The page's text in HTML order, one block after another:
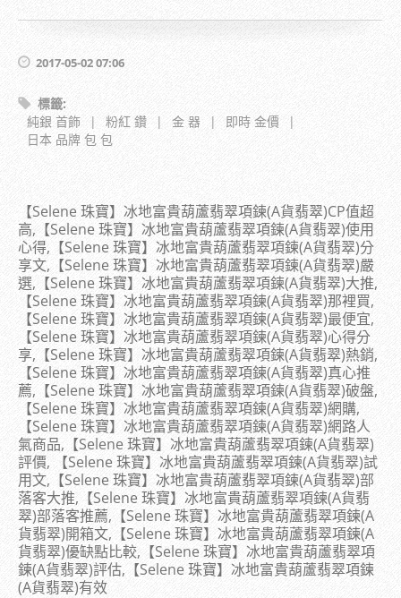
2017-05-02 07:06
標籤:
純銀 首飾
| 粉紅 鑽 | 金 器 | 即時 金價
|
日本 品牌 包 包
【Selene 珠寶】冰地富貴葫蘆翡翠項鍊(A貨翡翠)CP值超
高,【Selene 珠寶】冰地富貴葫蘆翡翠項鍊(A貨翡翠)使用
心得,【Selene 珠寶】冰地富貴葫蘆翡翠項鍊(A貨翡翠)分
享文,【Selene 珠寶】冰地富貴葫蘆翡翠項鍊(A貨翡翠)嚴
選,【Selene 珠寶】冰地富貴葫蘆翡翠項鍊(A貨翡翠)大推,
【Selene 珠寶】冰地富貴葫蘆翡翠項鍊(A貨翡翠)那裡買,
【Selene 珠寶】冰地富貴葫蘆翡翠項鍊(A貨翡翠)最便宜,
【Selene 珠寶】冰地富貴葫蘆翡翠項鍊(A貨翡翠)心得分
享,【Selene 珠寶】冰地富貴葫蘆翡翠項鍊(A貨翡翠)熱銷,
【Selene 珠寶】冰地富貴葫蘆翡翠項鍊(A貨翡翠)真心推
薦,【Selene 珠寶】冰地富貴葫蘆翡翠項鍊(A貨翡翠)破盤,
【Selene 珠寶】冰地富貴葫蘆翡翠項鍊(A貨翡翠)網購,
【Selene 珠寶】冰地富貴葫蘆翡翠項鍊(A貨翡翠)網路人
氣商品,【Selene 珠寶】冰地富貴葫蘆翡翠項鍊(A貨翡翠)
評價, 【Selene 珠寶】冰地富貴葫蘆翡翠項鍊(A貨翡翠)試
用文,【Selene 珠寶】冰地富貴葫蘆翡翠項鍊(A貨翡翠)部
落客大推,【Selene 珠寶】冰地富貴葫蘆翡翠項鍊(A貨翡
翠)部落客推薦,【Selene 珠寶】冰地富貴葫蘆翡翠項鍊(A
貨翡翠)開箱文,【Selene 珠寶】冰地富貴葫蘆翡翠項鍊(A
貨翡翠)優缺點比較,【Selene 珠寶】冰地富貴葫蘆翡翠項
鍊(A貨翡翠)評估,【Selene 珠寶】冰地富貴葫蘆翡翠項鍊
(A貨翡翠)有效